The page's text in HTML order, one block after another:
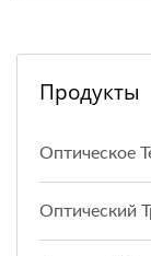
Продукты
Оптическое
Оптический